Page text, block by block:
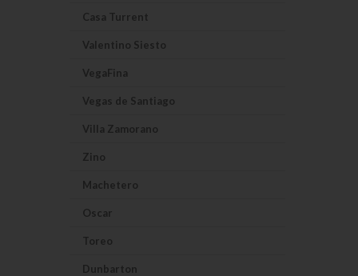
Casa Turrent
Valentino Siesto
VegaFina
Vegas de Santiago
Villa Zamorano
Zino
Machetero
Oscar
Toreo
Dunbarton